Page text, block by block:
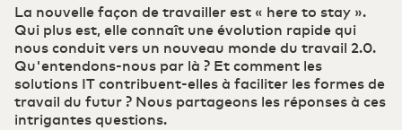
Sécurité
Transportez vos données de manière responsable
WDM Encrypted
Transport de données sécurisé au maximum
Industrie
Transport & Logistique
Germany English
La nouvelle façon de travailler est « here to stay ».
Qui plus est, elle connaît une évolution rapide qui
nous conduit vers un nouveau monde du travail 2.0.
Qu'entendons-nous par là ? Et comment les
solutions IT contribuent-elles à faciliter les formes de
travail du futur ? Nous partageons les réponses à ces
intrigantes questions.